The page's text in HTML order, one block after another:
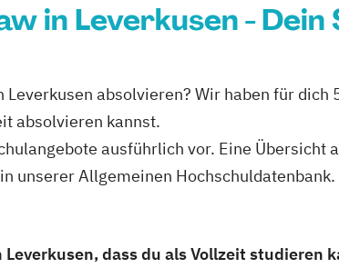
in Leverkusen -
absolvieren? Wir haben für
absolvieren kannst.
ausführlich vor. Eine Übersicht
unserer Allgemeinen Hochschuldatenbank.
dass du als Vollzeit studieren